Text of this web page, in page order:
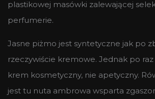
plastikowej masówki zalewającej
perfumerie.
Jasne piżmo jest syntetyczne jak po
rzeczywiście kremowe. Jednak po
krem kosmetyczny, nie apetyczny.
jest tu nuta ambrowa wsparta